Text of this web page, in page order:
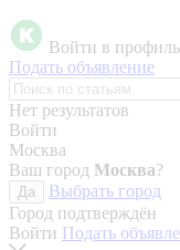
Войти в профиль
Подать объявление
Нет результатов
Войти
Москва
Ваш город Москва?
Да
Выбрать город
Город подтверждён
Войти Подать